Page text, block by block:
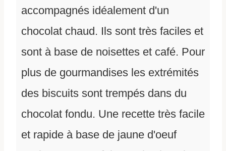
accompagnés idéalement d'un
chocolat chaud. Ils sont très faciles et
sont à base de noisettes et café. Pour
plus de gourmandises les extrémités
des biscuits sont trempés dans du
chocolat fondu. Une recette très facile
et rapide à base de jaune d'oeuf